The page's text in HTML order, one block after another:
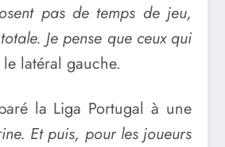
pas de temps de jeu,
Je pense que ceux qui
latéral gauche.
la Liga Portugal à une
Et puis, pour les joueurs